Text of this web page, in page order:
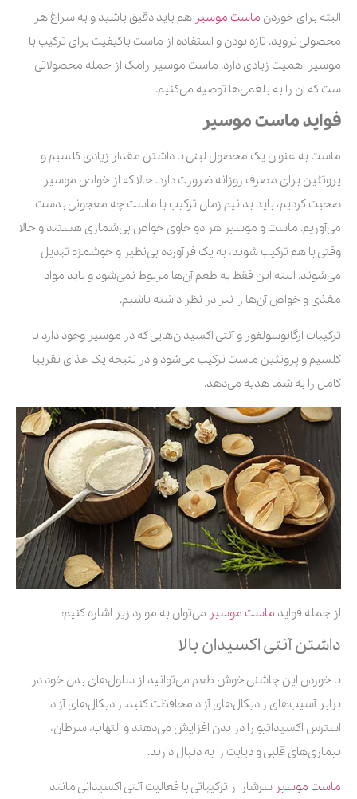
البته برای خوردن ماست موسیر هم باید دقیق باشید و به سراغ هر
محصولی نروید. تازه بودن و استفاده از ماست باکیفیت برای ترکیب با
موسیر اهمیت زیادی دارد. ماست موسیر رامک از جمله محصولاتی
ست که آن را به بلغمی‌ها توصیه می‌کنیم.
فواید ماست موسیر
ماست به عنوان یک محصول لبنی با داشتن مقدار زیادی کلسیم و
پروتئین برای مصرف روزانه ضرورت دارد. حالا که از خواص موسیر
صحبت کردیم، باید بدانیم زمان ترکیب با ماست چه معجونی بدست
می‌آوریم. ماست و موسیر هر دو حاوی خواص بی‌شماری هستند و حالا
وقتی با هم ترکیب شوند، به یک فرآورده بی‌نظیر و خوشمزه تبدیل
می‌شوند. البته این فقط به طعم آن‌ها مربوط نمی‌شود و باید مواد
مغذی و خواص آن‌ها را نیز در نظر داشته باشیم.
ترکیبات ارگانوسولفور و آنتی اکسیدان‌هایی که در موسیر وجود دارد با
کلسیم و پروتئین ماست ترکیب می‌شود و در نتیجه یک غذای تقریبا
کامل را به شما هدیه می‌دهد.
از جمله فواید ماست موسیر می‌توان به موارد زیر اشاره کنیم:
داشتن آنتی اکسیدان بالا
با خوردن این چاشنی خوش طعم می‌توانید از سلول‌های بدن خود در
برابر آسیب‌های رادیکال‌های آزاد محافظت کنید. رادیکال‌های آزاد
استرس اکسیداتیو را در بدن افزایش می‌دهند و التهاب، سرطان،
بیماری‌های قلبی و دیابت را به دنبال دارند.
ماست موسیر سرشار از ترکیباتی با فعالیت آنتی اکسیدانی مانند